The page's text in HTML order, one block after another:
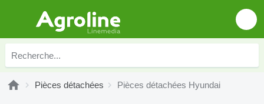
Pièces détachées Pièces détachées Hyundai